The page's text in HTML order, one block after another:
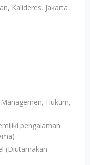
Kalideres, Jakarta
Hukum,
pengalaman
(Diutamakan